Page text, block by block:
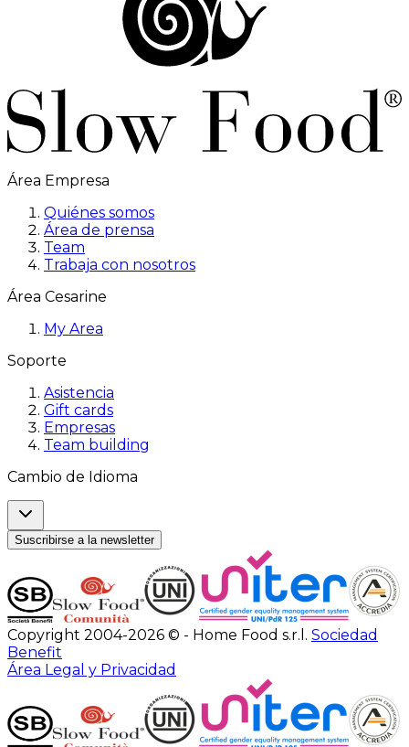
Área Empresa
Quiénes somos
Área de prensa
Team
Trabaja con nosotros
Área Cesarine
My Area
Soporte
Asistencia
Gift cards
Empresas
Team building
Cambio de Idioma
Suscribirse a la newsletter
Copyright 2004-2026 © - Home Food s.r.l. Sociedad
Benefit
Área Legal y Privacidad